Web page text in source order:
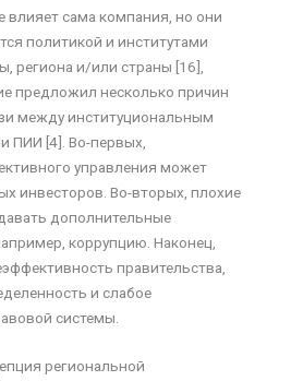
влияет сама компания, но они
политикой и институтами
региона и/или страны [16],
предложил несколько причин
между институциональным
ПИИ [4]. Во-первых,
управления может
инвесторов. Во-вторых, плохие
дополнительные
коррупцию. Наконец,
правительства,
и слабое
системы.
региональной